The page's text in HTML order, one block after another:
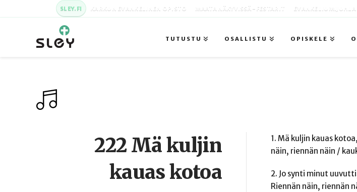
SLEY.FI KARKUN EVANKELINEN OPISTO MAATA NÄKYVISSÄ -FESTARIT EVANKELIUMIJUHLA
TUTUSTU OSALLISTU OPISKELE
222 Mä kuljin
kauas kotoa
1. Mä kuljin kauas
näin, riennän näin /
2. Jo synti minut
Riennän näin, riennän